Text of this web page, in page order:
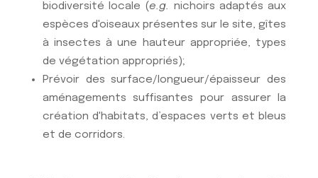
biodiversité locale (e.g. nichoirs adaptés aux
espèces d'oiseaux présentes sur le site, gîtes
à insectes à une hauteur appropriée, types
de végétation appropriés);
Prévoir des surface/longueur/épaisseur des
aménagements suffisantes pour assurer la
création d'habitats, d’espaces verts et bleus
et de corridors.